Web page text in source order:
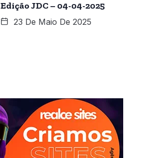
Edição JDC – 04-04-2025
23 De Maio De 2025